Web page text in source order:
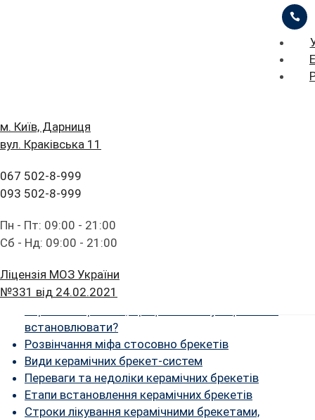
FAQ
ПАЦІЄНТУ
ПОСЛУГИ
ПРО НАС
ПРИКЛАДИ РОБІТ
БЛОГ
КОНТАКТИ
м. Київ, Дарниця
вул. Краківська 11
067 502-8-999
093 502-8-999
Пн - Пт: 09:00 - 21:00
Сб - Нд: 09:00 - 21:00
Ліцензія МОЗ України
№331 від 24.02.2021
ЗАЛИШИТИ ЗАЯВКУ
Керамічні брекети
Навігація
встановлювати?
Розвінчання міфа стосовно брекетів
Види керамічних брекет-систем
Переваги та недоліки керамічних брекетів
Етапи встановлення керамічних брекетів
Строки лікування керамічними брекетами,